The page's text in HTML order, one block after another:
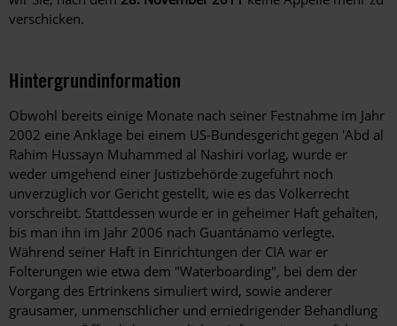
verschicken.
Hintergrundinformation
Hintergrund
Obwohl bereits einige Monate nach seiner Festnahme im Jahr
2002 eine Anklage bei einem US-Bundesgericht gegen 'Abd al
Rahim Hussayn Muhammed al Nashiri vorlag, wurde er
weder umgehend einer Justizbehörde zugeführt noch
unverzüglich vor Gericht gestellt, wie es das Völkerrecht
vorschreibt. Stattdessen wurde er in geheimer Haft gehalten,
bis man ihn im Jahr 2006 nach Guantánamo verlegte.
Während seiner Haft in Einrichtungen der CIA war er
Folterungen wie etwa dem "Waterboarding", bei dem der
Vorgang des Ertrinkens simuliert wird, sowie anderer
grausamer, unmenschlicher und erniedrigender Behandlung